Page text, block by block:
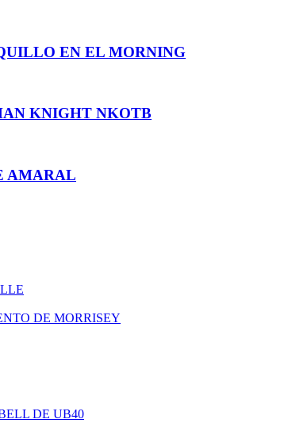
EN EL MORNING
KNIGHT NKOTB
AMARAL
DE MORRISEY
DE UB40